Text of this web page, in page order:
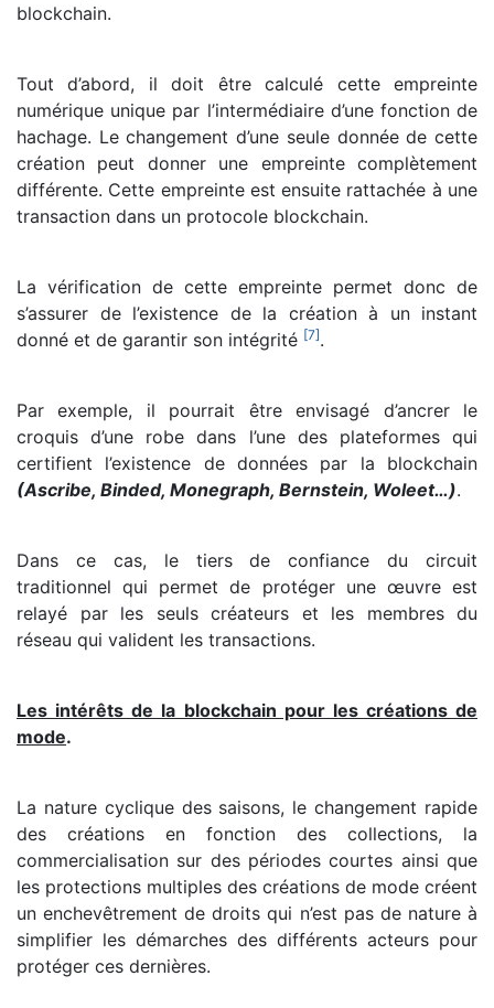
blockchain.
Tout d’abord, il doit être calculé cette empreinte
numérique unique par l’intermédiaire d’une fonction de
hachage. Le changement d’une seule donnée de cette
création peut donner une empreinte complètement
différente. Cette empreinte est ensuite rattachée à une
transaction dans un protocole blockchain.
La vérification de cette empreinte permet donc de
s’assurer de l’existence de la création à un instant
donné et de garantir son intégrité [7].
Par exemple, il pourrait être envisagé d’ancrer le
croquis d’une robe dans l’une des plateformes qui
certifient l’existence de données par la blockchain
(Ascribe, Binded, Monegraph, Bernstein, Woleet…).
Dans ce cas, le tiers de confiance du circuit
traditionnel qui permet de protéger une œuvre est
relayé par les seuls créateurs et les membres du
réseau qui valident les transactions.
Les intérêts de la blockchain pour les créations de
mode.
La nature cyclique des saisons, le changement rapide
des créations en fonction des collections, la
commercialisation sur des périodes courtes ainsi que
les protections multiples des créations de mode créent
un enchevêtrement de droits qui n’est pas de nature à
simplifier les démarches des différents acteurs pour
protéger ces dernières.